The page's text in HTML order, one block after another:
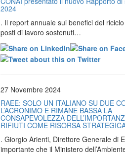
2024
. Il report annuale sui benefici del
posti di lavoro sostenuti…
27 Novembre 2024
RAEE: SOLO UN ITALIANO SU DUE
L’ACRONIMO E RIMANE BASSA LA
CONSAPEVOLEZZA
RIFIUTI COME RISORSA
. Giorgio Arienti, Direttore Generale di
importante che il Ministero